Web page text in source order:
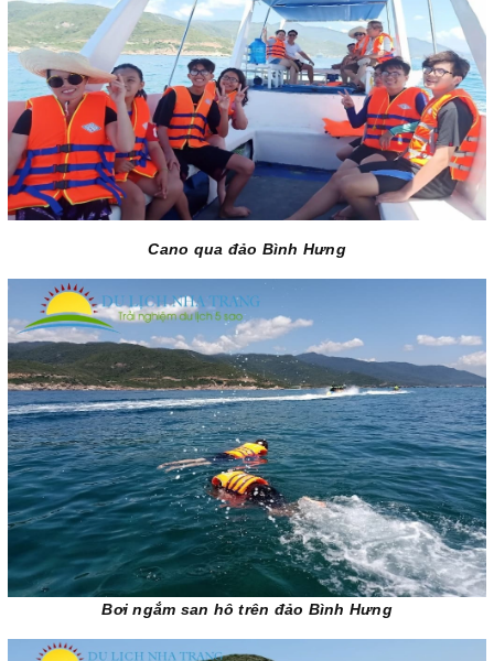
Cano qua đảo Bình Hưng
Bơi ngắm san hô trên đảo Bình Hưng